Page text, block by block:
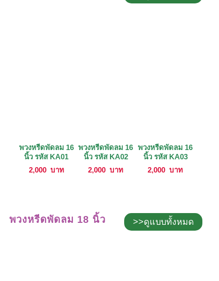
พวงหรีดพัดลม 16
นิ้ว รหัส KA01
2,000 บาท
พวงหรีดพัดลม 16
นิ้ว รหัส KA02
2,000 บาท
พวงหรีดพัดลม 16
นิ้ว รหัส KA03
2,000 บาท
พวงหรีดพัดลม 18 นิ้ว >>ดูแบบทั้งหมด